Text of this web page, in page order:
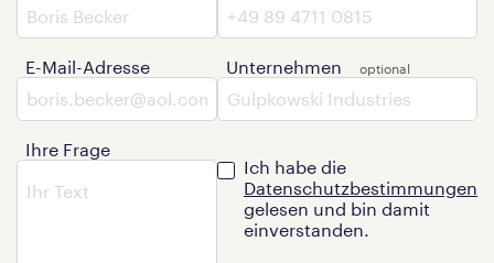
E-Mail-Adresse
Ihre Frage
Unternehmen
Ich habe die
Datenschutzbestimmungen
gelesen und bin damit
einverstanden.